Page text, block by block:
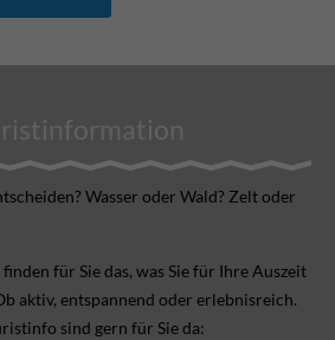
Wasser oder Wald? Zelt oder
für Sie das, was Sie für Ihre Aus­zeit
aktiv, ent­spannend oder erlebnis­reich.
sind gern für Sie da: